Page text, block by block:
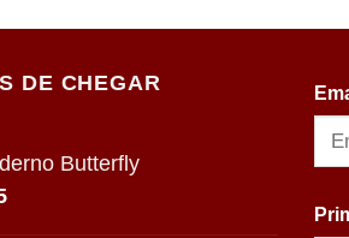
DE CHEGAR
Butterfly